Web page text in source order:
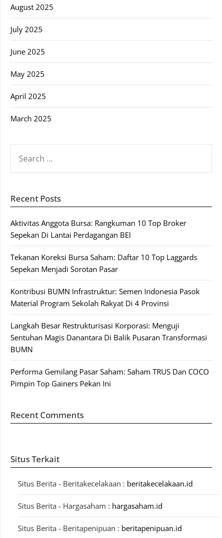
August 2025
July 2025
June 2025
May 2025
April 2025
March 2025
FOR:
Recent Posts
Aktivitas Anggota Bursa: Rangkuman 10 Top Broker
Sepekan Di Lantai Perdagangan BEI
Tekanan Koreksi Bursa Saham: Daftar 10 Top Laggards
Sepekan Menjadi Sorotan Pasar
Kontribusi BUMN Infrastruktur: Semen Indonesia Pasok
Material Program Sekolah Rakyat Di 4 Provinsi
Langkah Besar Restrukturisasi Korporasi: Menguji
Sentuhan Magis Danantara Di Balik Pusaran Transformasi
BUMN
Performa Gemilang Pasar Saham: Saham TRUS Dan COCO
Pimpin Top Gainers Pekan Ini
Recent Comments
Situs Terkait
Situs Berita - Beritakecelakaan : beritakecelakaan.id
Situs Berita - Hargasaham : hargasaham.id
Situs Berita - Beritapenipuan : beritapenipuan.id